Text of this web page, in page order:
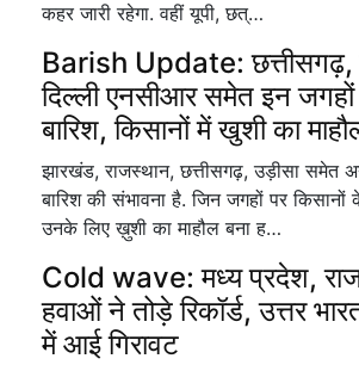
कहर जारी रहेगा. वहीं यूपी, छत्…
Barish Update: छत्तीसगढ़,
दिल्ली एनसीआर समेत इन जगहों
बारिश, किसानों में खुशी का
झारखंड, राजस्थान, छत्तीसगढ़, उड़ीसा समेत
बारिश की संभावना है. जिन जगहों पर
उनके लिए ख़ुशी का माहौल बना ह…
Cold wave: मध्य प्रदेश,
हवाओं ने तोड़े रिकॉर्ड, उत्तर
में आई गिरावट